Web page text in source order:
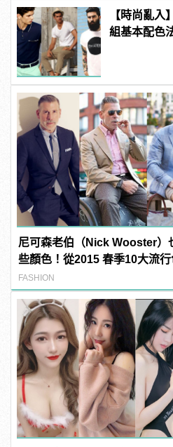
【時尚亂入
組基本配色
尼可森老伯（Nick Wooster）
些顏色！從2015 春季10大流行
搭！
FASHION